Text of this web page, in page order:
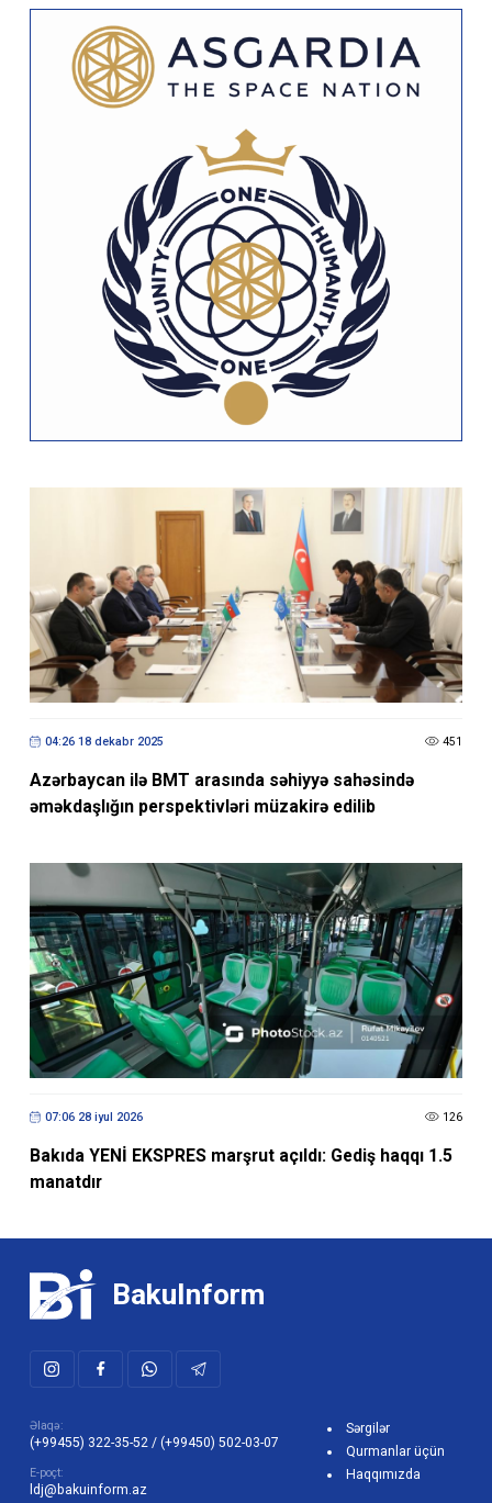
04:26 18 dekabr 2025 451
Azərbaycan ilə BMT arasında səhiyyə sahəsində
əməkdaşlığın perspektivləri müzakirə edilib
07:06 28 iyul 2026 126
Bakıda YENİ EKSPRES marşrut açıldı: Gediş haqqı 1.5
manatdır
BakuInform
Əlaqə:
(+99455) 322-35-52 / (+99450) 502-03-07
E-poçt:
ldj@bakuinform.az
Sərgilər
Qurmanlar üçün
Haqqımızda